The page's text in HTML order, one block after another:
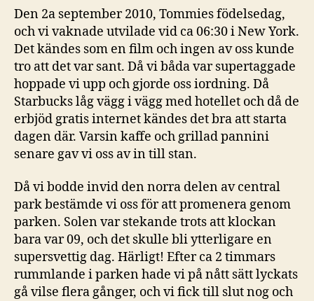
dag
Den 2a september 2010, Tommies födelsedag,
och vi vaknade utvilade vid ca 06:30 i New York.
Det kändes som en film och ingen av oss kunde
tro att det var sant. Då vi båda var supertaggade
hoppade vi upp och gjorde oss iordning. Då
Starbucks låg vägg i vägg med hotellet och då de
erbjöd gratis internet kändes det bra att starta
dagen där. Varsin kaffe och grillad pannini
senare gav vi oss av in till stan.
Då vi bodde invid den norra delen av central
park bestämde vi oss för att promenera genom
parken. Solen var stekande trots att klockan
bara var 09, och det skulle bli ytterligare en
supersvettig dag. Härligt! Efter ca 2 timmars
rummlande i parken hade vi på nått sätt lyckats
gå vilse flera gånger, och vi fick till slut nog och